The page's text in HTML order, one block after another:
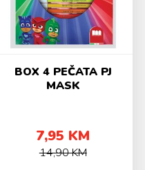
BOX 4 PEČATA PJ
MASK
7,95 KM
14,90 KM